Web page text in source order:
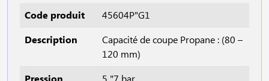
Code produit
45604P"G1
Description
Capacité de coupe Propane : (80 –
120 mm)
Pression
5 "7 bar